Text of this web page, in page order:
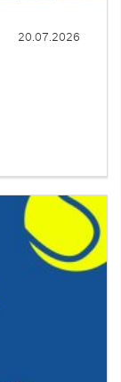
20.07.2026